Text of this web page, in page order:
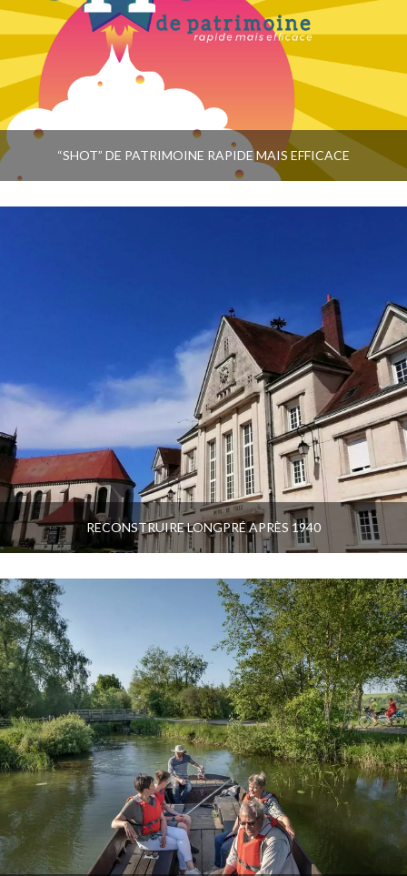
“SHOT” DE PATRIMOINE RAPIDE MAIS EFFICACE
RECONSTRUIRE LONGPRÉ APRÈS 1940